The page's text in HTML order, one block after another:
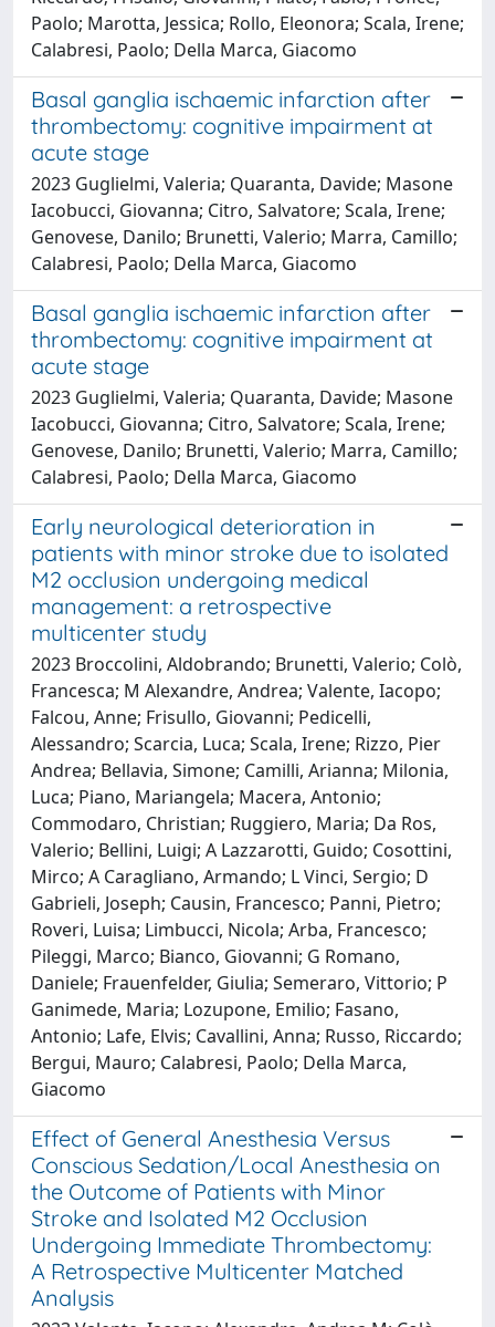
Paolo; Marotta, Jessica; Rollo, Eleonora; Scala, Irene;
Calabresi, Paolo; Della Marca, Giacomo
Basal ganglia ischaemic infarction after
thrombectomy: cognitive impairment at
acute stage
2023 Guglielmi, Valeria; Quaranta, Davide; Masone
Iacobucci, Giovanna; Citro, Salvatore; Scala, Irene;
Genovese, Danilo; Brunetti, Valerio; Marra, Camillo;
Calabresi, Paolo; Della Marca, Giacomo
Basal ganglia ischaemic infarction after
thrombectomy: cognitive impairment at
acute stage
2023 Guglielmi, Valeria; Quaranta, Davide; Masone
Iacobucci, Giovanna; Citro, Salvatore; Scala, Irene;
Genovese, Danilo; Brunetti, Valerio; Marra, Camillo;
Calabresi, Paolo; Della Marca, Giacomo
Early neurological deterioration in
patients with minor stroke due to isolated
M2 occlusion undergoing medical
management: a retrospective
multicenter study
2023 Broccolini, Aldobrando; Brunetti, Valerio; Colò,
Francesca; M Alexandre, Andrea; Valente, Iacopo;
Falcou, Anne; Frisullo, Giovanni; Pedicelli,
Alessandro; Scarcia, Luca; Scala, Irene; Rizzo, Pier
Andrea; Bellavia, Simone; Camilli, Arianna; Milonia,
Luca; Piano, Mariangela; Macera, Antonio;
Commodaro, Christian; Ruggiero, Maria; Da Ros,
Valerio; Bellini, Luigi; A Lazzarotti, Guido; Cosottini,
Mirco; A Caragliano, Armando; L Vinci, Sergio; D
Gabrieli, Joseph; Causin, Francesco; Panni, Pietro;
Roveri, Luisa; Limbucci, Nicola; Arba, Francesco;
Pileggi, Marco; Bianco, Giovanni; G Romano,
Daniele; Frauenfelder, Giulia; Semeraro, Vittorio; P
Ganimede, Maria; Lozupone, Emilio; Fasano,
Antonio; Lafe, Elvis; Cavallini, Anna; Russo, Riccardo;
Bergui, Mauro; Calabresi, Paolo; Della Marca,
Giacomo
Effect of General Anesthesia Versus
Conscious Sedation/Local Anesthesia on
the Outcome of Patients with Minor
Stroke and Isolated M2 Occlusion
Undergoing Immediate Thrombectomy:
A Retrospective Multicenter Matched
Analysis